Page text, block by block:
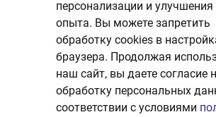
персонализации и
опыта. Вы можете запретить
обработку сookies в
браузера. Продолжая
наш сайт, вы даете согласие
обработку персональных
соответствии с условиями